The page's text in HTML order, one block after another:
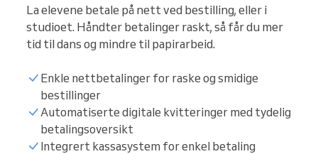
La elevene betale på nett ved bestilling, eller i
studioet. Håndter betalinger raskt, så får du mer
tid til dans og mindre til papirarbeid.
Enkle nettbetalinger for raske og smidige
bestillinger
Automatiserte digitale kvitteringer med tydelig
betalingsoversikt
Integrert kassasystem for enkel betaling